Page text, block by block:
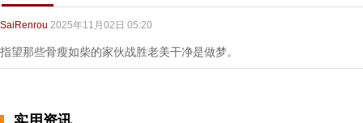
SaiRenrou 2025年11月02日 05:20
指望那些骨瘦如柴的家伙战胜老美干净是做梦。